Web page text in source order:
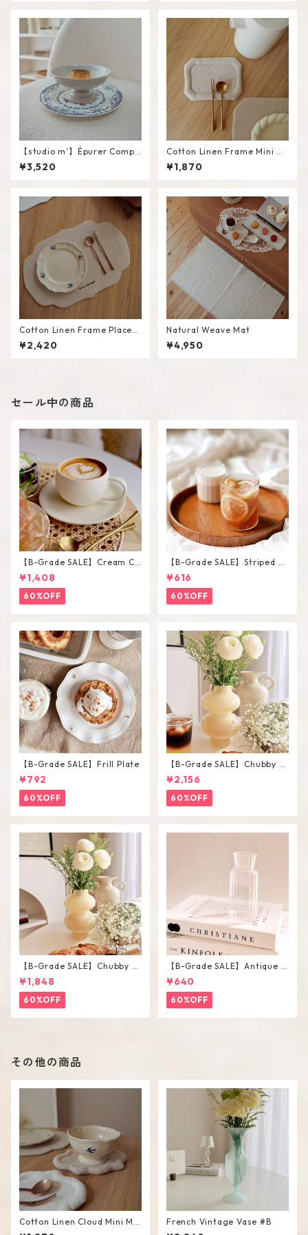
【studio m’】Épurer Compo
te #White / M
¥3,520
Cotton Linen Frame Mini M
at #Beige
¥1,870
Cotton Linen Frame Placem
at #Beige
¥2,420
Natural Weave Mat
¥4,950
セール中の商品
【B-Grade SALE】Cream Co
lor Round Shape Cup Saucer
Set
¥1,408
60%OFF
【B-Grade SALE】Striped Sh
ort Glass / M
¥616
60%OFF
【B-Grade SALE】Frill Plate
¥792
60%OFF
【B-Grade SALE】Chubby V
ase / L
¥2,156
60%OFF
【B-Grade SALE】Chubby V
ase / M
¥1,848
60%OFF
【B-Grade SALE】Antique F
lower Vase #C
¥640
60%OFF
その他の商品
Cotton Linen Cloud Mini Ma
t #Beige
French Vintage Vase #B